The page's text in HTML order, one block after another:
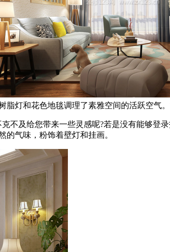
灯和花色地毯调理了素雅空间的活跃空气。
及给您带来一些灵感呢?若是没有能够登
气味，粉饰着壁灯和挂画。